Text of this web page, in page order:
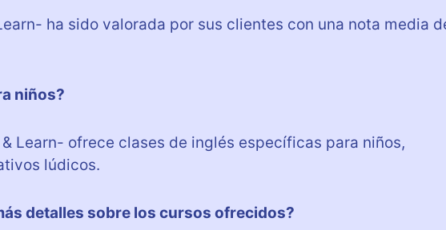
ha sido valorada por sus clientes con una nota media
niños?
Learn- ofrece clases de inglés específicas para niños,
lúdicos.
detalles sobre los cursos ofrecidos?